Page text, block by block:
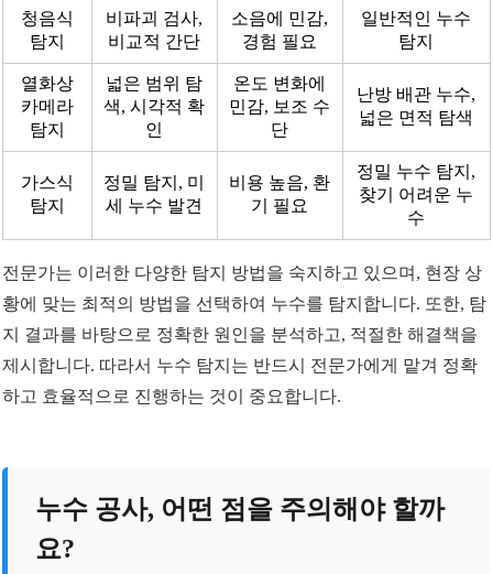
청음식
탐지
비파괴 검사,
비교적 간단
소음에 민감,
경험 필요
일반적인 누수
탐지
열화상
카메라
탐지
넓은 범위 탐
색, 시각적 확
인
온도 변화에
민감, 보조 수
단
난방 배관 누수,
넓은 면적 탐색
가스식
탐지
정밀 탐지, 미
세 누수 발견
비용 높음, 환
기 필요
정밀 누수 탐지,
찾기 어려운 누
수
전문가는 이러한 다양한 탐지 방법을 숙지하고 있으며, 현장 상
황에 맞는 최적의 방법을 선택하여 누수를 탐지합니다. 또한, 탐
지 결과를 바탕으로 정확한 원인을 분석하고, 적절한 해결책을
제시합니다. 따라서 누수 탐지는 반드시 전문가에게 맡겨 정확
하고 효율적으로 진행하는 것이 중요합니다.
누수 공사, 어떤 점을 주의해야 할까
요?